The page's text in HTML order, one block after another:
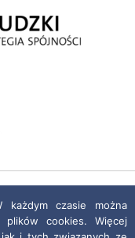
każdym czasie można
plików cookies. Więcej